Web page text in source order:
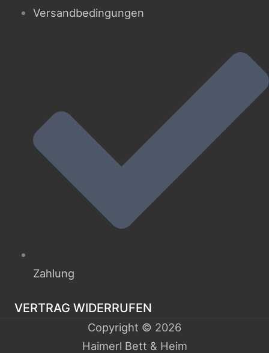
Versandbedingungen
Zahlung
VERTRAG WIDERRUFEN
Copyright © 2026
Haimerl Bett & Heim